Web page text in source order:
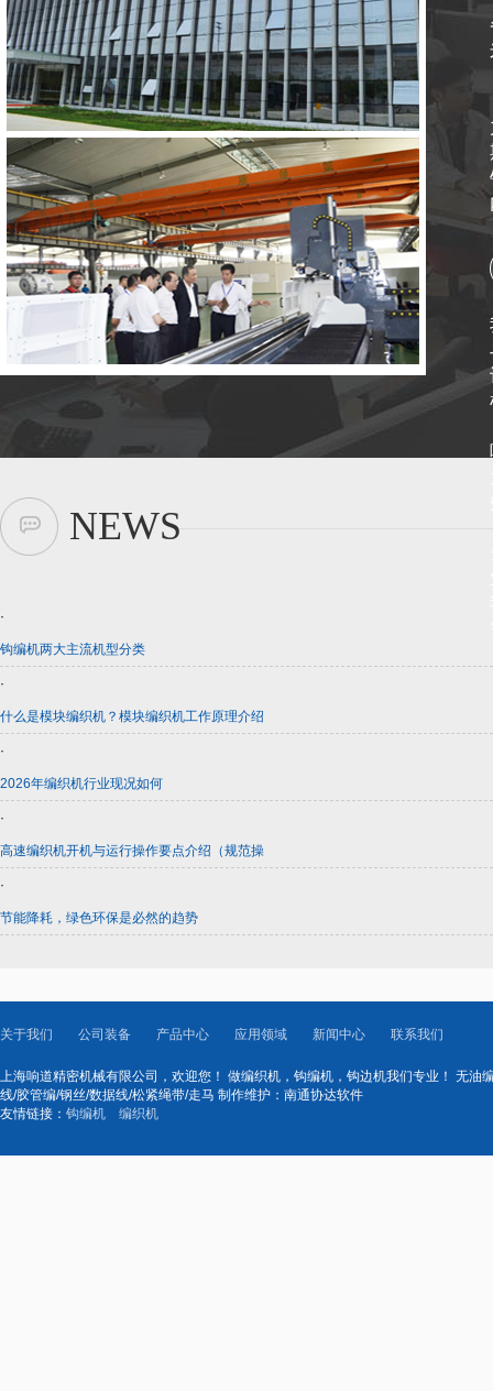
NEWS
·
钩编机两大主流机型分类
·
什么是模块编织机？模块编织机工作原理介绍
·
2026年编织机行业现况如何
·
高速编织机开机与运行操作要点介绍（规范操
·
节能降耗，绿色环保是必然的趋势
关于我们 公司装备 产品中心 应用领域 新闻中心 联系我们
上海响道精密机械有限公司，欢迎您！ 做编织机，钩编机，钩边机我们专业！ 无油
线/胶管编/钢丝/数据线/松紧绳带/走马 制作维护：南通协达软件
友情链接： 钩编机 编织机